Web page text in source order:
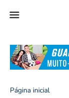
Página inicial